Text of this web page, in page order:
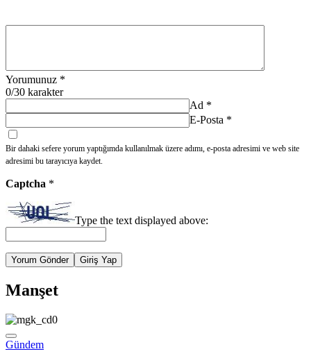
Yorumunuz *
0/30 karakter
Ad *
E-Posta *
Bir dahaki sefere yorum yaptığımda kullanılmak üzere adımı, e-posta adresimi ve web site
adresimi bu tarayıcıya kaydet.
Captcha *
Type the text displayed above:
Yorum Gönder Giriş Yap
Manşet
Gündem